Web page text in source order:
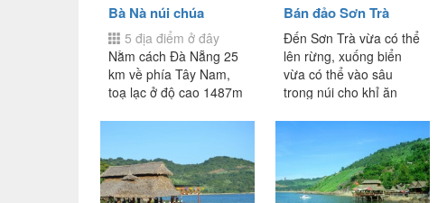
Bà Nà núi chúa
5 địa điểm ở đây
Nằm cách Đà Nẵng 25
km về phía Tây Nam,
toạ lạc ở độ cao 1487m
Bán đảo Sơn Trà
Đến Sơn Trà vừa có thể
lên rừng, xuống biển
vừa có thể vào sâu
trong núi cho khỉ ăn